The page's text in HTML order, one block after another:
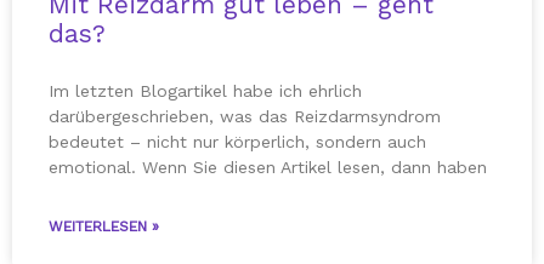
das?
Im letzten Blogartikel habe ich ehrlich
darübergeschrieben, was das Reizdarmsyndrom
bedeutet – nicht nur körperlich, sondern auch
emotional. Wenn Sie diesen Artikel lesen, dann haben
WEITERLESEN »